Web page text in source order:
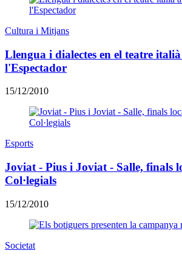
Cultura i Mitjans
Llengua i dialectes en el teatre
l'Espectador
15/12/2010
Esports
Joviat - Pius i Joviat - Salle, finals
Col·legials
15/12/2010
Societat